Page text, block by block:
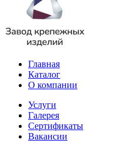
Главная
Каталог
О компании
Услуги
Галерея
Сертификаты
Вакансии